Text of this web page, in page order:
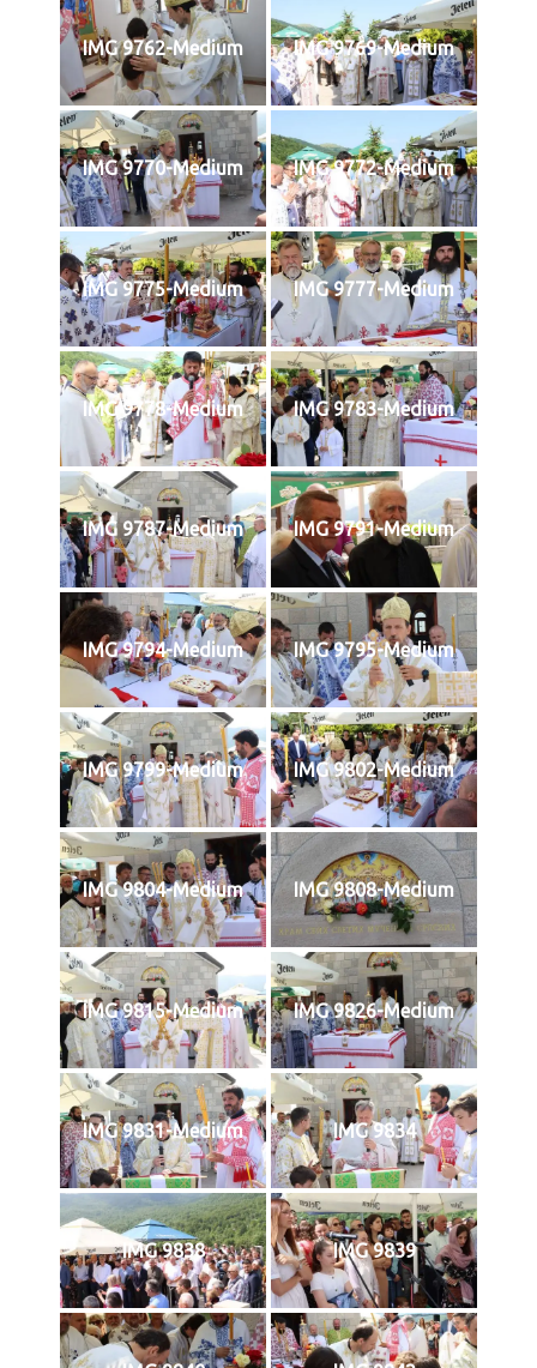
IMG 9762-Medium IMG 9769-Medium
IMG 9770-Medium IMG 9772-Medium
IMG 9775-Medium IMG 9777-Medium
IMG 9778-Medium IMG 9783-Medium
IMG 9787-Medium IMG 9791-Medium
IMG 9794-Medium IMG 9795-Medium
IMG 9799-Medium IMG 9802-Medium
IMG 9804-Medium IMG 9808-Medium
IMG 9815-Medium IMG 9826-Medium
IMG 9831-Medium IMG 9834
IMG 9838 IMG 9839